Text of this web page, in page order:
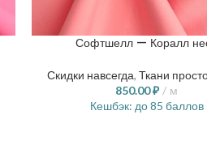
Софтшелл — Коралл
Скидки навсегда, Ткани
850.00₽
м
Кешбэк: до 85 баллов